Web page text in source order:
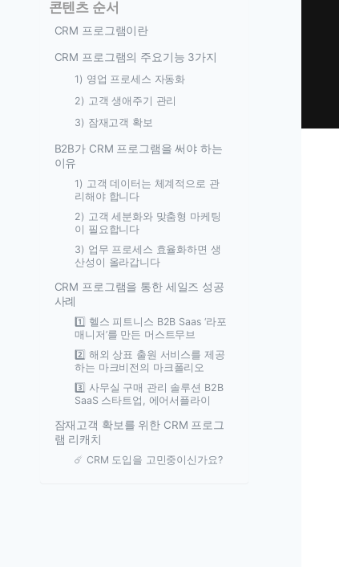
콘텐츠 순서
CRM 프로그램이란
CRM 프로그램의 주요기능 3가지
1) 영업 프로세스 자동화
2) 고객 생애주기 관리
3) 잠재고객 확보
B2B가 CRM 프로그램을 써야 하는
이유
1) 고객 데이터는 체계적으로 관
리해야 합니다
2) 고객 세분화와 맞춤형 마케팅
이 필요합니다
3) 업무 프로세스 효율화하면 생
산성이 올라갑니다
CRM 프로그램을 통한 세일즈 성공
사례
1️⃣ 헬스 피트니스 B2B Saas ‘라포
매니저’를 만든 머스트무브
2️⃣ 해외 상표 출원 서비스를 제공
하는 마크비전의 마크폴리오
3️⃣ 사무실 구매 관리 솔루션 B2B
SaaS 스타트업, 에어서플라이
잠재고객 확보를 위한 CRM 프로그
램 리캐치
☄️ CRM 도입을 고민중이신가요?